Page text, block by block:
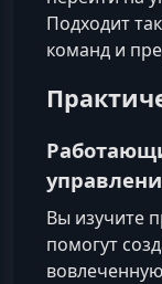
Подходит
команд и
Вы изучите
помогут